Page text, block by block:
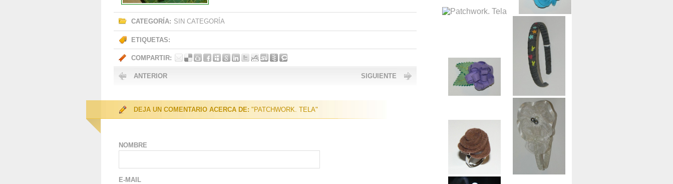
CATEGORÍA: SIN CATEGORÍA
ETIQUETAS:
COMPARTIR:
ANTERIOR SIGUIENTE
DEJA UN COMENTARIO ACERCA DE: "PATCHWORK. TELA"
NOMBRE
E-MAIL